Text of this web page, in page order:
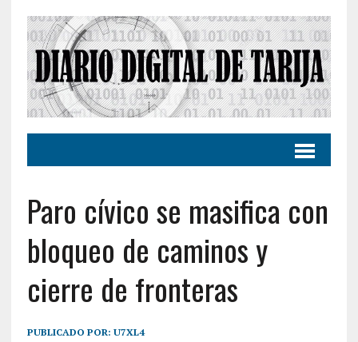
Paro cívico se masifica con
bloqueo de caminos y
cierre de fronteras
PUBLICADO POR: U7XL4